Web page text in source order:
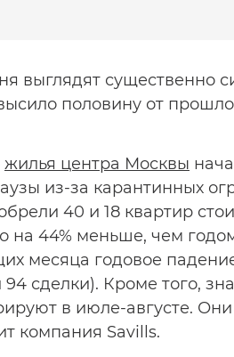
выглядят существенно
половину от
жилья центра Москвы
из-за карантинных
40 и 18 квартир
на 44% меньше, чем
месяца годовое
94 сделки). Кроме того,
в июле-августе. Они
компания Savills.